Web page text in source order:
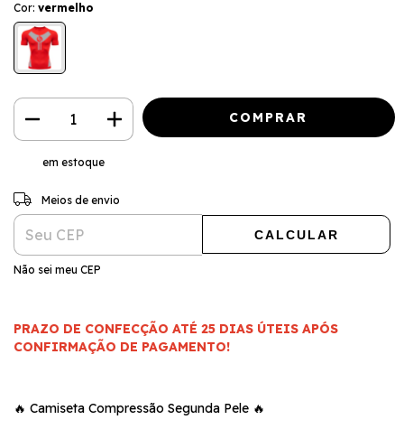
Cor: vermelho
em estoque
Entregas para o CEP:
Meios de envio
CALCULAR
Não sei meu CEP
PRAZO DE CONFECÇÃO ATÉ 25 DIAS ÚTEIS APÓS
CONFIRMAÇÃO DE PAGAMENTO!
🔥 Camiseta Compressão Segunda Pele 🔥